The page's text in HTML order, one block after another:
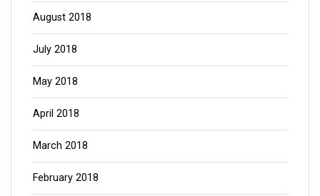
August 2018
July 2018
May 2018
April 2018
March 2018
February 2018